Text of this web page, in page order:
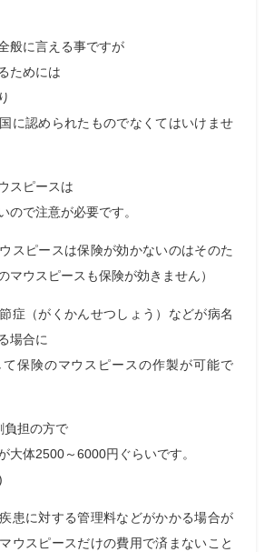
般に言える事ですが
ためには
国に認められたものでなくてはいけませ
スピースは
ので注意が必要です。
スピースは保険が効かないのはそのた
マウスピースも保険が効きません）
症（がくかんせつしょう）などが病名
場合に
保険のマウスピースの作製が可能で
負担の方で
大体2500～6000円ぐらいです。
患に対する管理料などがかかる場合が
ウスピースだけの費用で済まないこと